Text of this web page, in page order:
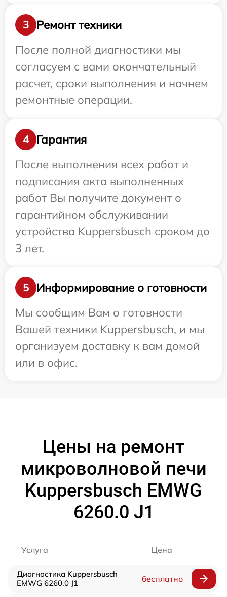
3
Ремонт техники
После полной диагностики мы
согласуем с вами окончательный
расчет, сроки выполнения и начнем
ремонтные операции.
4
Гарантия
После выполнения всех работ и
подписания акта выполненных
работ Вы получите документ о
гарантийном обслуживании
устройства Kuppersbusch сроком до
3 лет.
5
Информирование о готовности
Мы сообщим Вам о готовности
Вашей техники Kuppersbusch, и мы
организуем доставку к вам домой
или в офис.
Цены на ремонт
микроволновой печи
Kuppersbusch EMWG
6260.0 J1
Услуга Цена
Диагностика Kuppersbusch
EMWG 6260.0 J1
бесплатно